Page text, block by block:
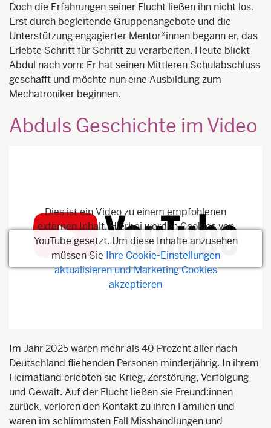
Doch die Erfahrungen seiner Flucht ließen ihn nicht los.
Erst durch begleitende Gruppenangebote und die
Unterstützung engagierter Mentor*innen begann er, das
Erlebte Schritt für Schritt zu verarbeiten. Heute blickt
Abdul nach vorn: Er hat seinen Mittleren Schulabschluss
geschafft und möchte nun eine Ausbildung zum
Mechatroniker beginnen.
Abduls Geschichte im Video
Dies ist ein Video zu einem empfohlenen
externen Inhalt. Hierbei werden Cookies von
YouTube gesetzt. Um diese Inhalte anzusehen
müssen Sie Ihre Cookie-Einstellungen
aktualisieren und Marketing Cookies
akzeptieren
Im Jahr 2025 waren mehr als 40 Prozent aller nach
Deutschland fliehenden Personen minderjährig. In ihrem
Heimatland erlebten sie Krieg, Zerstörung, Verfolgung
und Gewalt. Auf der Flucht ließen sie Freund:innen
zurück, verloren den Kontakt zu ihren Familien und
waren im schlimmsten Fall Misshandlungen und